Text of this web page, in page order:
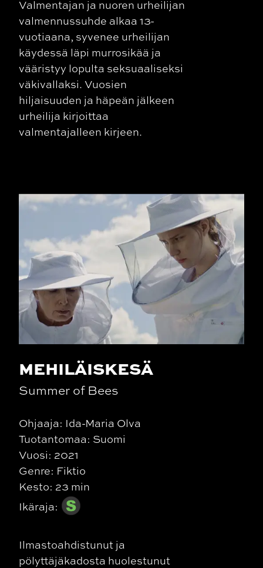
Valmentajan ja nuoren urheilijan
valmennussuhde alkaa 13-
vuotiaana, syvenee urheilijan
käydessä läpi murrosikää ja
vääristyy lopulta seksuaaliseksi
väkivallaksi. Vuosien
hiljaisuuden ja häpeän jälkeen
urheilija kirjoittaa
valmentajalleen kirjeen.
MEHILÄISKESÄ
Summer of Bees
Ohjaaja: Ida-Maria Olva
Tuotantomaa: Suomi
Vuosi: 2021
Genre: Fiktio
Kesto: 23 min
Ikäraja:
Ilmastoahdistunut ja
pölyttäjäkadosta huolestunut